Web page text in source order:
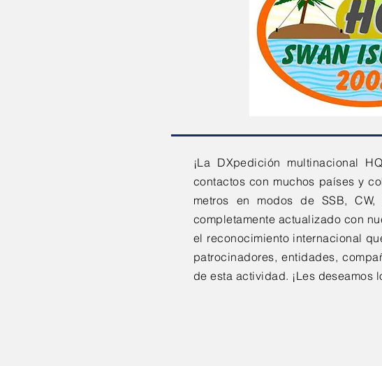
¡La DXpedición multinacional
contactos con muchos países y
metros en modos de SSB,
completamente actualizado con
el reconocimiento internacional
patrocinadores, entidades,
de esta actividad. ¡Les deseamos